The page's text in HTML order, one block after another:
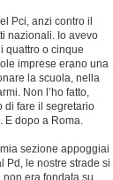
Pci, anzi contro il
nazionali. Io avevo
quattro o cinque
imprese erano una
la scuola, nella
Non l’ho fatto,
di fare il segretario
E dopo a Roma.
sezione appoggiai
Pd, le nostre strade si
era fondata su